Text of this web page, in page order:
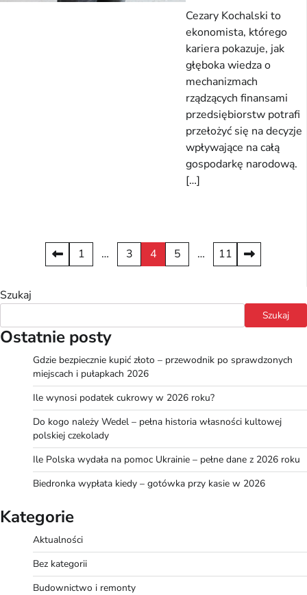
Cezary Kochalski to
ekonomista, którego
kariera pokazuje, jak
głęboka wiedza o
mechanizmach
rządzących finansami
przedsiębiorstw potrafi
przełożyć się na decyzje
wpływające na całą
gospodarkę narodową.
[…]
Stronicowanie
1 … 3 4 5 … 11
Szukaj
Szukaj
Ostatnie posty
Gdzie bezpiecznie kupić złoto – przewodnik po sprawdzonych
miejscach i pułapkach 2026
Ile wynosi podatek cukrowy w 2026 roku?
Do kogo należy Wedel – pełna historia własności kultowej
polskiej czekolady
Ile Polska wydała na pomoc Ukrainie – pełne dane z 2026 roku
Biedronka wypłata kiedy – gotówka przy kasie w 2026
Kategorie
Aktualności
Bez kategorii
Budownictwo i remonty